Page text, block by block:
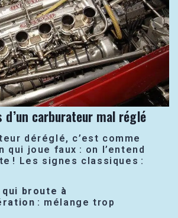
d’un carburateur mal réglé
déréglé, c’est comme
qui joue faux : on l’entend
! Les signes classiques :
broute à
: mélange trop